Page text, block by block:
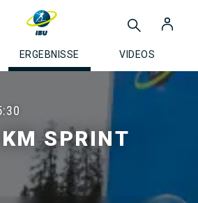
ERGEBNISSE VIDEOS
SPRINT